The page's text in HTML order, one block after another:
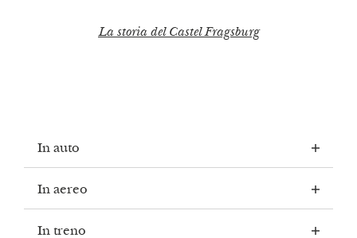
La storia del Castel Fragsburg
In auto
RAGGIUNGERE IL CASTEL
In aereo
In treno